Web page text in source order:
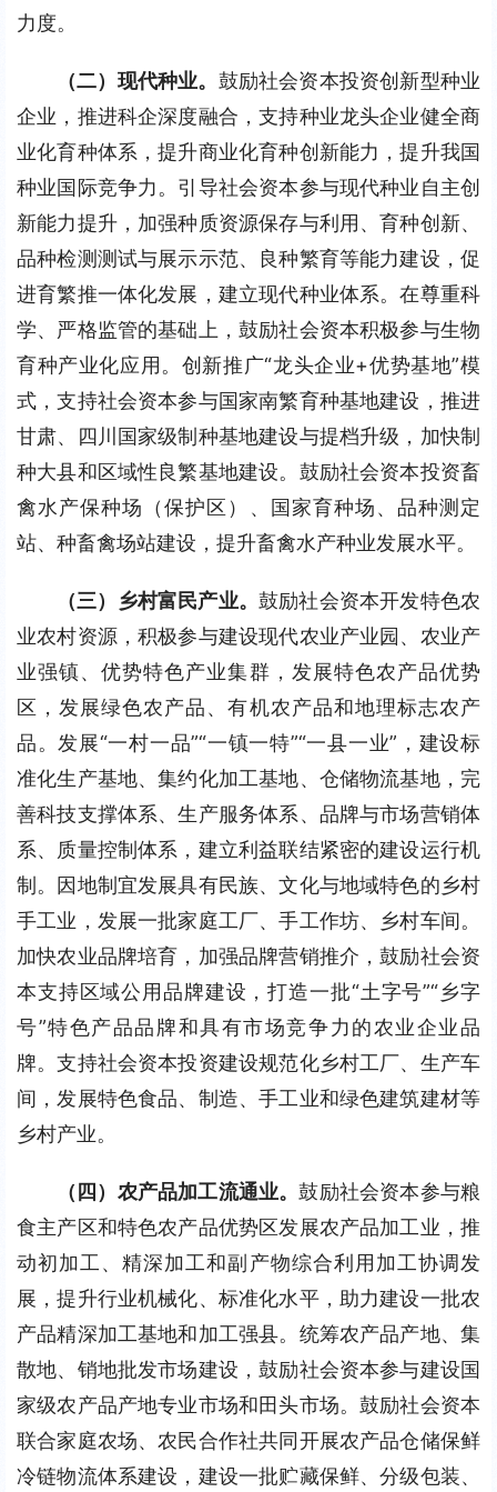
力度。
（二）现代种业。 鼓励社会资本投资创新型种业
企业，推进科企深度融合，支持种业龙头企业健全商
业化育种体系，提升商业化育种创新能力，提升我国
种业国际竞争力。引导社会资本参与现代种业自主创
新能力提升，加强种质资源保存与利用、育种创新、
品种检测测试与展示示范、良种繁育等能力建设，促
进育繁推一体化发展，建立现代种业体系。在尊重科
学、严格监管的基础上，鼓励社会资本积极参与生物
育种产业化应用。创新推广“龙头企业+优势基地”模
式，支持社会资本参与国家南繁育种基地建设，推进
甘肃、四川国家级制种基地建设与提档升级，加快制
种大县和区域性良繁基地建设。鼓励社会资本投资畜
禽水产保种场（保护区）、国家育种场、品种测定
站、种畜禽场站建设，提升畜禽水产种业发展水平。
（三）乡村富民产业。 鼓励社会资本开发特色农
业农村资源，积极参与建设现代农业产业园、农业产
业强镇、优势特色产业集群，发展特色农产品优势
区，发展绿色农产品、有机农产品和地理标志农产
品。发展“一村一品”“一镇一特”“一县一业”，建设标
准化生产基地、集约化加工基地、仓储物流基地，完
善科技支撑体系、生产服务体系、品牌与市场营销体
系、质量控制体系，建立利益联结紧密的建设运行机
制。因地制宜发展具有民族、文化与地域特色的乡村
手工业，发展一批家庭工厂、手工作坊、乡村车间。
加快农业品牌培育，加强品牌营销推介，鼓励社会资
本支持区域公用品牌建设，打造一批“土字号”“乡字
号”特色产品品牌和具有市场竞争力的农业企业品
牌。支持社会资本投资建设规范化乡村工厂、生产车
间，发展特色食品、制造、手工业和绿色建筑建材等
乡村产业。
（四）农产品加工流通业。鼓励社会资本参与粮
食主产区和特色农产品优势区发展农产品加工业，推
动初加工、精深加工和副产物综合利用加工协调发
展，提升行业机械化、标准化水平，助力建设一批农
产品精深加工基地和加工强县。统筹农产品产地、集
散地、销地批发市场建设，鼓励社会资本参与建设国
家级农产品产地专业市场和田头市场。鼓励社会资本
联合家庭农场、农民合作社共同开展农产品仓储保鲜
冷链物流体系建设，建设一批贮藏保鲜、分级包装、